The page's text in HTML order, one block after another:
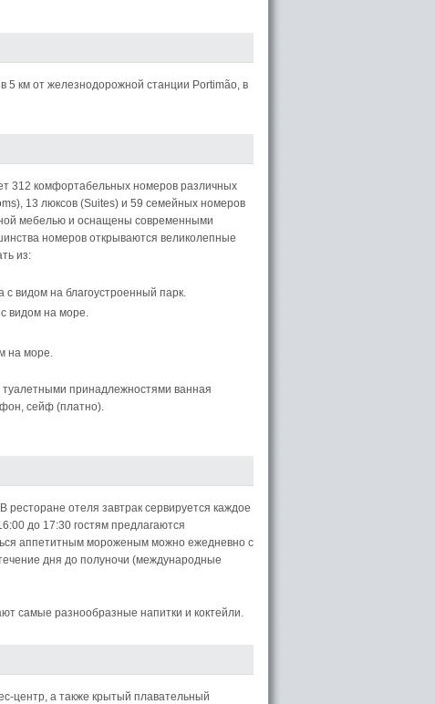
5 км от железнодорожной станции Portimão, в
312 комфортабельных номеров различных
13 люксов (Suites) и 59 семейных номеров
мебелью и оснащены современными
номеров открываются великолепные
из:
видом на благоустроенный парк.
видом на море.
на море.
принадлежностями ванная
сейф (платно).
ресторане отеля завтрак сервируется каждое
до 17:30 гостям предлагаются
аппетитным мороженым можно ежедневно с
дня до полуночи (международные
самые разнообразные напитки и коктейли.
центр, а также крытый плавательный